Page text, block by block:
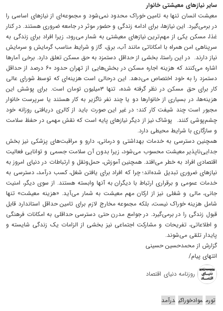
سایر نیازهای معیشتی خانوار
معیشت انسان تنها به تامین خوراک محدود نمی‌شود و مجموعه‌ای از نیازهای اساسی را
در برمی‌گیرد. این نیازها، برای ادامه زندگی و حضور موثر در جامعه ضروری هستند. در کنار
غذا، مسکن یکی از مهم‌ترین نیازهای معیشتی به شمار می‌رود، زیرا افراد برای زندگی به
سرپناهی امن همراه با امکاناتی مانند آب، برق، گاز و شرایط مناسب گرمایش و سرمایش
نیاز دارند. در این راستا، بخشی از حداقل دستمزد به حق مسکن تعلق دارد. برخی آمارها
اشاره می‌کنند که هزینه اجاره مسکن در بخش‌هایی از تهران حدود ۶۰ درصد از حداقل
دستمزد را به خود اختصاص می‌دهد. این درحالی است هزینه‌ای که توسط شورای عالی
کار برای حق مسکن در نظر گرفته شده، تنها ۳‌میلیون تومان است. برای پوشش این
هزینه‌ها، در بسیاری از خانوارها دو یا چند نفر ناگزیر به کار هستند یا سرپرست خانوار
مجبور است چند شیفت کار کند؛ در غیر این صورت باید از کالری دریافتی روزانه خود
چشم‌پوشی کنند. پوشاک نیز از دیگر نیازهای پایه است که نقش مهمی در حفظ سلامت
و سازگاری با شرایط محیطی دارد.
همچنین دسترسی به خدمات بهداشتی و درمانی، دارو و مراقبت‌های پزشکی نیز بخش
جدایی‌ناپذیر معیشت محسوب می‌شود، زیرا بدون آن سلامت جسمی و توانایی فعالیت
اقتصادی افراد به خطر می‌افتد. همچنین آموزش، حمل‌ونقل و ارتباطات در دنیای امروز به
نیازهای ضروری تبدیل شده‌اند؛ چرا که افراد برای یافتن شغل، کسب درآمد، دسترسی به
خدمات عمومی و برقراری ارتباط با دیگران به آنها وابسته هستند. از سوی دیگر، امنیت
جانی، مالی و شغلی نیز از ارکان مهم معیشت به شمار می‌آید. «هزینه معیشت» تنها
شامل هزینه خوراک نیست، بلکه مجموعه مخارج لازم برای تامین حداقل استاندارد قابل
قبول زندگی را در برمی‌گیرد. در جوامع مدرن حتی دسترسی حداقلی به امکانات فرهنگی
و اطلاعاتی، تفریحات و مشارکت اجتماعی نیز بخشی از الزامات یک زندگی شایسته و
پایدار تلقی می‌شوند.
گزارش از محمدحسین حسینی
انتهای پیام/
روزنامه دنیای اقتصاد
تورم موادخوراکی درآمد